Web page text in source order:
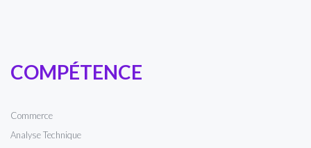
COMPÉTENCE
Commerce
Analyse Technique